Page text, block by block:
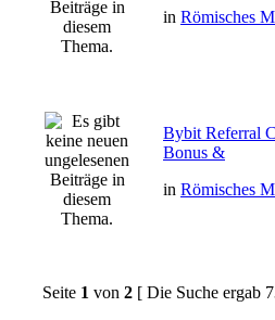
in Römisches
Bybit Referral
Bonus &
in Römisches
Seite 1 von 2 [ Die Suche ergab